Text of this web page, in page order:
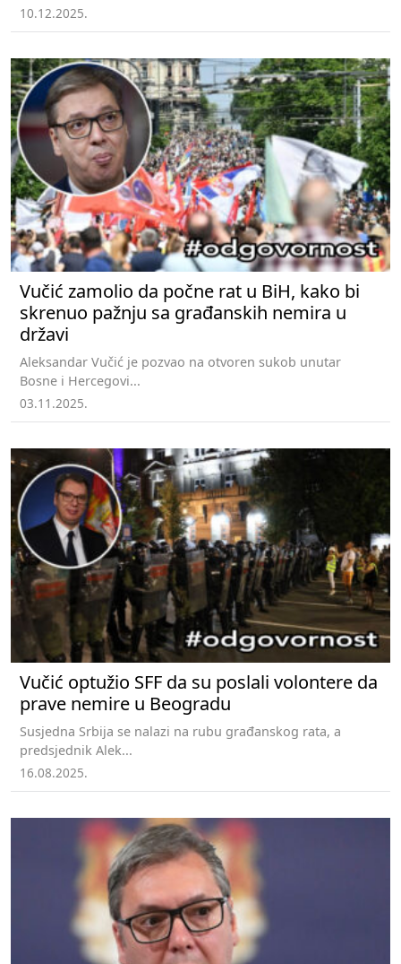
10.12.2025.
Vučić zamolio da počne rat u BiH, kako bi
skrenuo pažnju sa građanskih nemira u
državi
Aleksandar Vučić je pozvao na otvoren sukob unutar
Bosne i Hercegovi...
03.11.2025.
Vučić optužio SFF da su poslali volontere da
prave nemire u Beogradu
Susjedna Srbija se nalazi na rubu građanskog rata, a
predsjednik Alek...
16.08.2025.